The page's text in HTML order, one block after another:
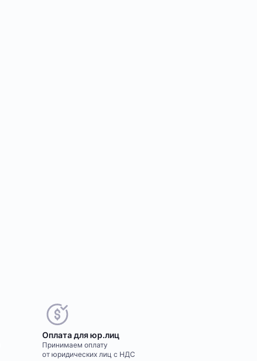
Оплата для юр.лиц
Принимаем оплату
от юридических лиц с НДС